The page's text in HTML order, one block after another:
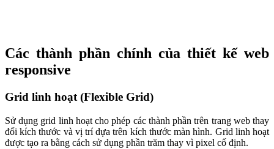
Các thành phần chính của thiết kế web
responsive
Grid linh hoạt (Flexible Grid)
Sử dụng grid linh hoạt cho phép các thành phần trên trang web thay
đổi kích thước và vị trí dựa trên kích thước màn hình. Grid linh hoạt
được tạo ra bằng cách sử dụng phần trăm thay vì pixel cố định.